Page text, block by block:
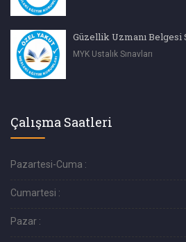
Güzellik Uzmanı Belgesi
MYK Ustalık Sınavları
Çalışma Saatleri
Pazartesi-Cuma :
Cumartesi :
Pazar :